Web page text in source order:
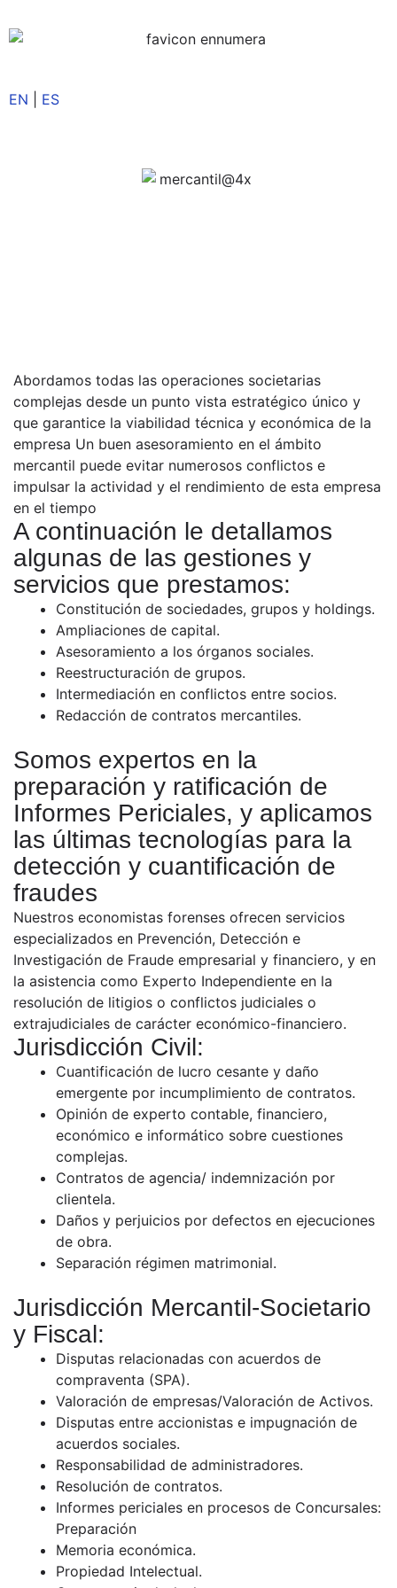
EN ES
Abordamos todas las operaciones societarias
complejas desde un punto vista estratégico único y
que garantice la viabilidad técnica y económica de la
empresa Un buen asesoramiento en el ámbito
mercantil puede evitar numerosos conflictos e
impulsar la actividad y el rendimiento de esta empresa
en el tiempo
A continuación le detallamos
algunas de las gestiones y
servicios que prestamos:
Constitución de sociedades, grupos y holdings.
Ampliaciones de capital.
Asesoramiento a los órganos sociales.
Reestructuración de grupos.
Intermediación en conflictos entre socios.
Redacción de contratos mercantiles.
Somos expertos en la
preparación y ratificación de
Informes Periciales, y aplicamos
las últimas tecnologías para la
detección y cuantificación de
fraudes
Nuestros economistas forenses ofrecen servicios
especializados en Prevención, Detección e
Investigación de Fraude empresarial y financiero, y en
la asistencia como Experto Independiente en la
resolución de litigios o conflictos judiciales o
extrajudiciales de carácter económico-financiero.
Jurisdicción Civil:
Cuantificación de lucro cesante y daño
emergente por incumplimiento de contratos.
Opinión de experto contable, financiero,
económico e informático sobre cuestiones
complejas.
Contratos de agencia/ indemnización por
clientela.
Daños y perjuicios por defectos en ejecuciones
de obra.
Separación régimen matrimonial.
Jurisdicción Mercantil-Societario
y Fiscal:
Disputas relacionadas con acuerdos de
compraventa (SPA).
Valoración de empresas/Valoración de Activos.
Disputas entre accionistas e impugnación de
acuerdos sociales.
Responsabilidad de administradores.
Resolución de contratos.
Informes periciales en procesos de Concursales:
Preparación
Memoria económica.
Propiedad Intelectual.